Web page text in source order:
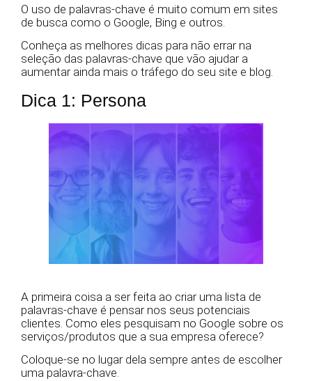
O uso de palavras-chave é muito comum em sites
de busca como o Google, Bing e outros.
Conheça as melhores dicas para não errar na
seleção das palavras-chave que vão ajudar a
aumentar ainda mais o tráfego do seu site e blog.
Dica 1: Persona
A primeira coisa a ser feita ao criar uma lista de
palavras-chave é pensar nos seus potenciais
clientes. Como eles pesquisam no Google sobre os
serviços/produtos que a sua empresa oferece?
Coloque-se no lugar dela sempre antes de escolher
uma palavra-chave.